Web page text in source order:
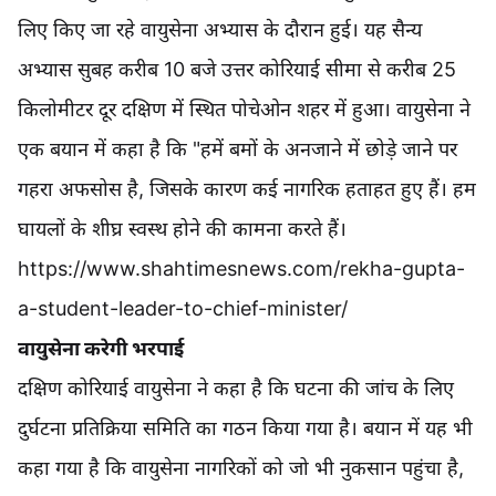
लिए किए जा रहे वायुसेना अभ्यास के दौरान हुई। यह सैन्य
अभ्यास सुबह करीब 10 बजे उत्तर कोरियाई सीमा से करीब 25
किलोमीटर दूर दक्षिण में स्थित पोचेओन शहर में हुआ। वायुसेना ने
एक बयान में कहा है कि "हमें बमों के अनजाने में छोड़े जाने पर
गहरा अफसोस है, जिसके कारण कई नागरिक हताहत हुए हैं। हम
घायलों के शीघ्र स्वस्थ होने की कामना करते हैं।
https://www.shahtimesnews.com/rekha-gupta-
a-student-leader-to-chief-minister/
वायुसेना करेगी भरपाई
दक्षिण कोरियाई वायुसेना ने कहा है कि घटना की जांच के लिए
दुर्घटना प्रतिक्रिया समिति का गठन किया गया है। बयान में यह भी
कहा गया है कि वायुसेना नागरिकों को जो भी नुकसान पहुंचा है,